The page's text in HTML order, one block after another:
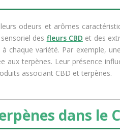
odeurs et arômes
des fleurs CBD et des
chaque variété. Par exemple,
aux terpènes. Leur présence
associant CBD et terpènes.
dans le